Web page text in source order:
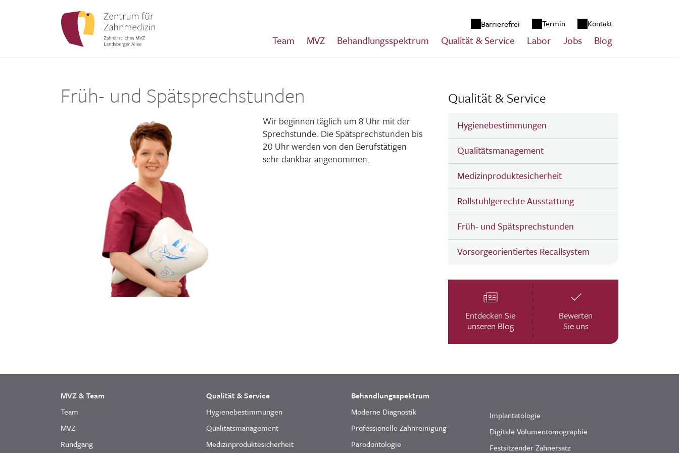
zum Inhalt springen
Barrierefrei Termin Kontakt
Team MVZ Behandlungsspektrum Qualität & Service Labor Jobs Blog
Früh- und Spätsprechstunden
Wir beginnen täglich um 8 Uhr mit der
Sprech­stunde. Die Spät­sprech­stunden bis
20 Uhr werden von den Berufs­tä­tigen
sehr dankbar angenommen.
Qualität & Service
Hygienebestimmungen
Qualitätsmanagement
Medizinproduktesicherheit
Rollstuhlgerechte Ausstattung
Früh- und Spätsprechstunden
Vorsorgeorientiertes Recallsystem
Entdecken Sie
unseren Blog
Bewerten
Sie uns
MVZ & Team
Team
MVZ
Rundgang
Qualität & Service
Hygienebestimmungen
Qualitätsmanagement
Medizinproduktesicherheit
Behandlungsspektrum
Moderne Diagnostik
Professionelle Zahnreinigung
Parodontologie
Implantatologie
Digitale Volumentomographie
Festsitzender Zahnersatz